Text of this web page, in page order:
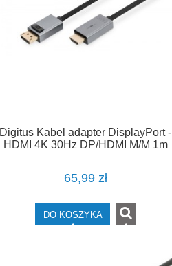
Digitus Kabel adapter DisplayPort -
HDMI 4K 30Hz DP/HDMI M/M 1m
65,99 zł
DO KOSZYKA